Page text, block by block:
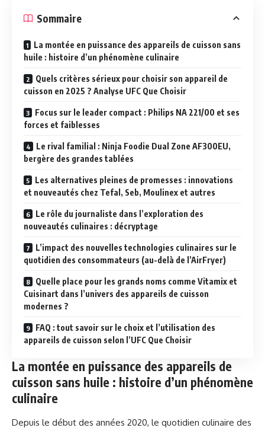
Sommaire
La montée en puissance des appareils de cuisson sans
huile : histoire d’un phénomène culinaire
Quels critères sérieux pour choisir son appareil de
cuisson en 2025 ? Analyse UFC Que Choisir
Focus sur le leader compact : Philips NA 221/00 et ses
forces et faiblesses
Le rival familial : Ninja Foodie Dual Zone AF300EU,
bergère des grandes tablées
Les alternatives pleines de promesses : innovations
et nouveautés chez Tefal, Seb, Moulinex et autres
Le rôle du journaliste dans l’exploration des
nouveautés culinaires : décryptage
L’impact des nouvelles technologies culinaires sur le
quotidien des consommateurs (au-delà de l’AirFryer)
Quelle place pour les grands noms comme Vitamix et
Cuisinart dans l’univers des appareils de cuisson
modernes ?
FAQ : tout savoir sur le choix et l’utilisation des
appareils de cuisson selon l’UFC Que Choisir
La montée en puissance des appareils de
cuisson sans huile : histoire d’un phénomène
culinaire
Depuis le début des années 2020, le quotidien culinaire des